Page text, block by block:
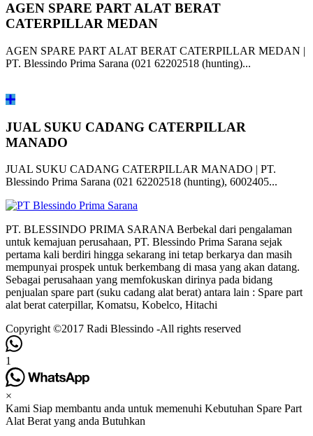
AGEN SPARE PART ALAT BERAT
CATERPILLAR MEDAN
AGEN SPARE PART ALAT BERAT CATERPILLAR MEDAN |
PT. Blessindo Prima Sarana (021 62202518 (hunting)...
JUAL SUKU CADANG CATERPILLAR
MANADO
JUAL SUKU CADANG CATERPILLAR MANADO | PT.
Blessindo Prima Sarana (021 62202518 (hunting), 6002405...
PT. BLESSINDO PRIMA SARANA Berbekal dari pengalaman
untuk kemajuan perusahaan, PT. Blessindo Prima Sarana sejak
pertama kali berdiri hingga sekarang ini tetap berkarya dan masih
mempunyai prospek untuk berkembang di masa yang akan datang.
Sebagai perusahaan yang memfokuskan dirinya pada bidang
penjualan spare part (suku cadang alat berat) antara lain : Spare part
alat berat caterpillar, Komatsu, Kobelco, Hitachi
Copyright ©2017 Radi Blessindo -All rights reserved
1
×
Kami Siap membantu anda untuk memenuhi Kebutuhan Spare Part
Alat Berat yang anda Butuhkan